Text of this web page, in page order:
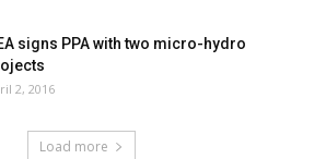
signs PPA with two micro-hydro
2, 2016
Load more